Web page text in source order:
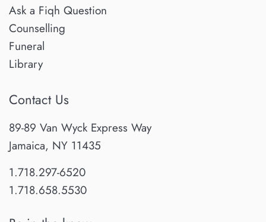
Ask a Fiqh Question
Counselling
Funeral
Library
Contact Us
89-89 Van Wyck Express Way
Jamaica, NY 11435
1.718.297-6520
1.718.658.5530